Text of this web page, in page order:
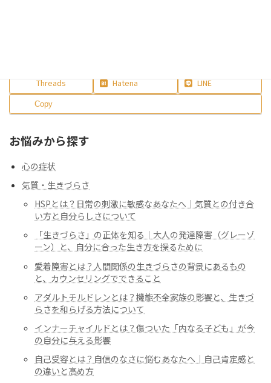
Threads
Hatena LINE
Copy
お悩みから探す
心の症状
気質・生きづらさ
HSPとは？日常の刺激に敏感なあなたへ｜気質との付き合
い方と自分らしさについて
「生きづらさ」の正体を知る｜大人の発達障害（グレーゾ
ーン）と、自分に合った生き方を探るために
愛着障害とは？人間関係の生きづらさの背景にあるもの
と、カウンセリングでできること
アダルトチルドレンとは？機能不全家族の影響と、生きづ
らさを和らげる方法について
インナーチャイルドとは？傷ついた「内なる子ども」が今
の自分に与える影響
自己受容とは？自信のなさに悩むあなたへ｜自己肯定感と
の違いと高め方